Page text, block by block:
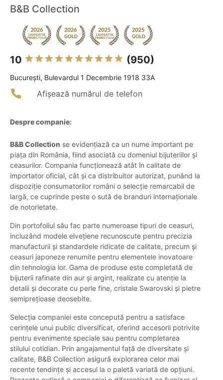
B&B Collection
10 (950)
Bucureşti, Bulevardul 1 Decembrie 1918 33A
Afișează numărul de telefon
Despre companie:
B&B Collection se evidențiază ca un nume important pe
piața din România, fiind asociată cu domeniul bijuteriilor și
ceasurilor. Compania funcționează atât în calitate de
importator oficial, cât și ca distribuitor autorizat, punând la
dispoziție consumatorilor români o selecție remarcabil de
largă, ce cuprinde peste o sută de branduri internaționale
de notorietate.
Din portofoliul său fac parte numeroase tipuri de ceasuri,
incluzând modele elvețiene recunoscute pentru precizia
manufacturii și standardele ridicate de calitate, precum și
ceasuri japoneze renumite pentru elementele inovatoare
din tehnologia lor. Gama de produse este completată de
bijuterii rafinate din aur și argint, realizate cu atenție la
detalii și decorate cu perle fine, cristale Swarovski și pietre
semiprețioase deosebite.
Selecția companiei este concepută pentru a satisface
cerințele unui public diversificat, oferind accesorii potrivite
pentru evenimente speciale sau pentru completarea
stilului cotidian. Prin angajamentul față de diversitate și
calitate, B&B Collection asigură explorarea celor mai
recente tendințe și accesul la o paletă variată de opțiuni.